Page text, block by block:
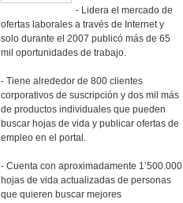
- Lidera el mercado de
ofertas laborales a través de Internet y
solo durante el 2007 publicó más de 65
mil oportunidades de trabajo.
- Tiene alrededor de 800 clientes
corporativos de suscripción y dos mil más
de productos individuales que pueden
buscar hojas de vida y publicar ofertas de
empleo en el portal.
- Cuenta con aproximadamente 1’500.000
hojas de vida actualizadas de personas
que quieren buscar mejores